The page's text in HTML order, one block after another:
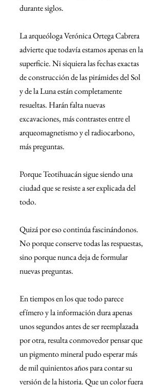
durante siglos.
La arqueóloga Verónica Ortega Cabrera
advierte que todavía estamos apenas en la
superficie. Ni siquiera las fechas exactas
de construcción de las pirámides del Sol
y de la Luna están completamente
resueltas. Harán falta nuevas
excavaciones, más contrastes entre el
arqueomagnetismo y el radiocarbono,
más preguntas.
Porque Teotihuacán sigue siendo una
ciudad que se resiste a ser explicada del
todo.
Quizá por eso continúa fascinándonos.
No porque conserve todas las respuestas,
sino porque nunca deja de formular
nuevas preguntas.
En tiempos en los que todo parece
efímero y la información dura apenas
unos segundos antes de ser reemplazada
por otra, resulta conmovedor pensar que
un pigmento mineral pudo esperar más
de mil quinientos años para contar su
versión de la historia. Que un color fuera